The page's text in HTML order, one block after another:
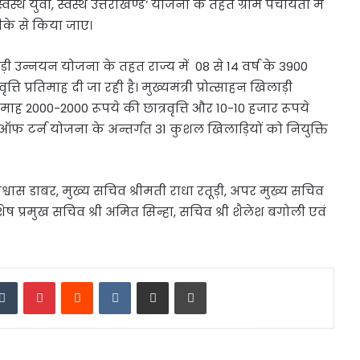
युवा, स्वस्थ उत्तराखण्ड’ योजना के तहत ग्राम पंचायतों में
से किया जाए।
उन्नयन योजना के तहत राज्य में 08 से 14 वर्ष के 3900
दी जा रही है। मुख्यमंत्री प्रोत्साहन खिलाड़ी
2000-2000 रूपये की छात्रवृत्ति और 10-10 हजार रूपये
टर्न योजना के अन्तर्गत 31 कुशल खिलाड़ियों को नियुक्ति
डाबर, मुख्य सचिव श्रीमती राधा रतूड़ी, अपर मुख्य सचिव
प्रमुख सचिव श्री अमित सिन्हा, सचिव श्री शैलेश बगोली एवं
TumblrPinterestReddit VKontakte
Share via Email Print